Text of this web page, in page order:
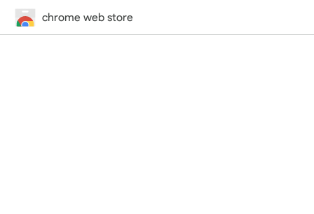
chrome web store